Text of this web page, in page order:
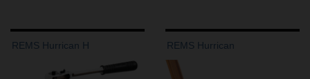
REMS Hurrican H REMS Hurrican